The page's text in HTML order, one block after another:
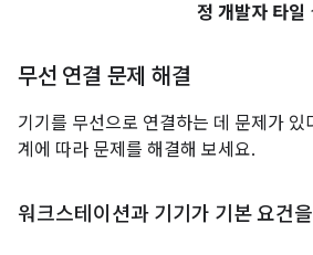
정 개발자 타일
무선 연결 문제 해결
기기를 무선으로 연결하는 데 문제가
계에 따라 문제를 해결해 보세요.
워크스테이션과 기기가 기본 요건